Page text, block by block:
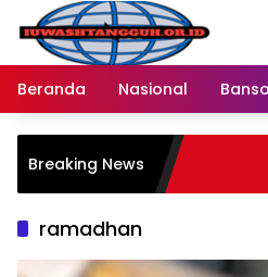
Langsung
konten
Beranda
Nasional
Breaking News
ramadhan